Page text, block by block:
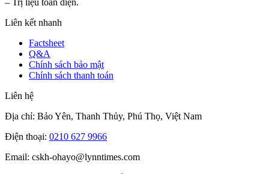
– Trị liệu toàn diện.
Liên kết nhanh
Factsheet
Q&A
Chính sách bảo mật
Chính sách thanh toán
Liên hệ
Địa chỉ: Bảo Yên, Thanh Thủy, Phú Thọ, Việt Nam
Điện thoại: 0210 627 9966
Email: cskh-ohayo@lynntimes.com